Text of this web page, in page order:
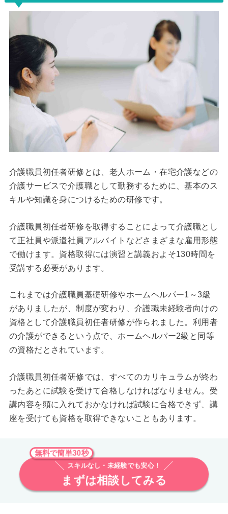
介護職員初任者研修とは、老人ホーム・在宅介護などの
介護サービスで介護職として勤務するために、基本のス
キルや知識を身につけるための研修です。
介護職員初任者研修を取得することによって介護職とし
て正社員や派遣社員アルバイトなどさまざまな雇用形態
で働けます。資格取得には演習と講義およそ130時間を
受講する必要があります。
これまでは介護職員基礎研修やホームヘルパー1～3級
がありましたが、制度が変わり、介護職未経験者向けの
資格として介護職員初任者研修が作られました。利用者
の介護ができるという点で、ホームヘルパー2級と同等
の資格だとされています。
介護職員初任者研修では、すべてのカリキュラムが終わ
ったあとに試験を受けて合格しなければなりません。受
講内容を頭に入れておかなければ試験に合格できず、講
座を受けても資格を取得できないこともあります。
無料で簡単30秒
スキルなし・未経験でも安心！
まずは相談してみる